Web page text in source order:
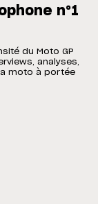
n°1
du Moto GP
analyses,
moto à portée